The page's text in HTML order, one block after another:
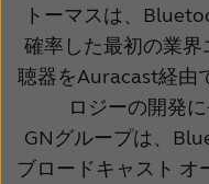
Kazakhstan
Latinoamérica
New Zealand
Schweiz
トーマスは、
確率した最初の業界
聴器をAuracast経由
ロジーの開発
GNグループは、
ブロードキャスト オ